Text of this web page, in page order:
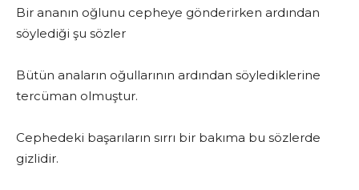
Bir ananın oğlunu cepheye gönderirken ardından
söylediği şu sözler
Bütün anaların oğullarının ardından söylediklerine
tercüman olmuştur.
Cephedeki başarıların sırrı bir bakıma bu sözlerde
gizlidir.